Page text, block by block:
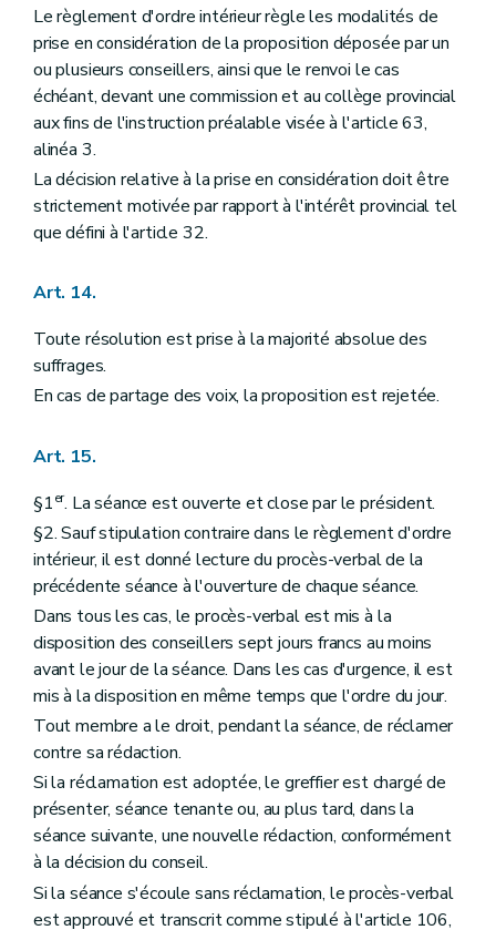
Le règlement d'ordre intérieur règle les modalités de
prise en considération de la proposition déposée par un
ou plusieurs conseillers, ainsi que le renvoi le cas
échéant, devant une commission et au collège provincial
aux fins de l'instruction préalable visée à l'article 63,
alinéa 3.
La décision relative à la prise en considération doit être
strictement motivée par rapport à l'intérêt provincial tel
que défini à l'article 32.
Art. 14.
Toute résolution est prise à la majorité absolue des
suffrages.
En cas de partage des voix, la proposition est rejetée.
Art. 15.
§1er. La séance est ouverte et close par le président.
§2. Sauf stipulation contraire dans le règlement d'ordre
intérieur, il est donné lecture du procès-verbal de la
précédente séance à l'ouverture de chaque séance.
Dans tous les cas, le procès-verbal est mis à la
disposition des conseillers sept jours francs au moins
avant le jour de la séance. Dans les cas d'urgence, il est
mis à la disposition en même temps que l'ordre du jour.
Tout membre a le droit, pendant la séance, de réclamer
contre sa rédaction.
Si la réclamation est adoptée, le greffier est chargé de
présenter, séance tenante ou, au plus tard, dans la
séance suivante, une nouvelle rédaction, conformément
à la décision du conseil.
Si la séance s'écoule sans réclamation, le procès-verbal
est approuvé et transcrit comme stipulé à l'article 106,